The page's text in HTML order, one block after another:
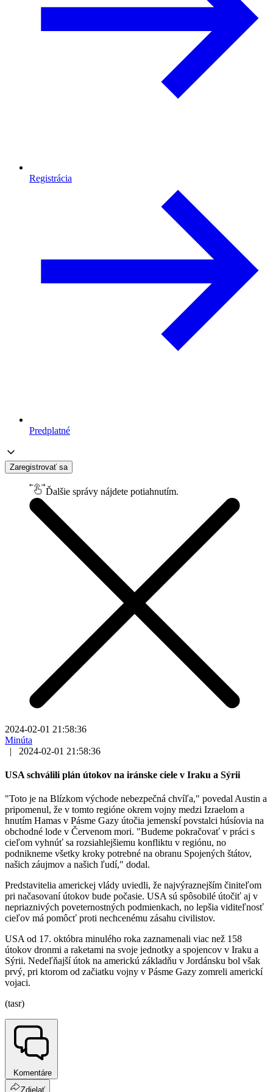
Registrácia
Predplatné
Zaregistrovať sa
Ďalšie správy nájdete potiahnutím.
2024-02-01 21:58:36
Minúta
|
2024-02-01 21:58:36
USA schválili plán útokov na iránske ciele v Iraku a Sýrii
"Toto je na Blízkom východe nebezpečná chvíľa," povedal Austin a
pripomenul, že v tomto regióne okrem vojny medzi Izraelom a
hnutím Hamas v Pásme Gazy útočia jemenskí povstalci húsíovia na
obchodné lode v Červenom mori. "Budeme pokračovať v práci s
cieľom vyhnúť sa rozsiahlejšiemu konfliktu v regiónu, no
podnikneme všetky kroky potrebné na obranu Spojených štátov,
našich záujmov a našich ľudí," dodal.
Predstavitelia americkej vlády uviedli, že najvýraznejším činiteľom
pri načasovaní útokov bude počasie. USA sú spôsobilé útočiť aj v
nepriaznivých poveternostných podmienkach, no lepšia viditeľnosť
cieľov má pomôcť proti nechcenému zásahu civilistov.
USA od 17. októbra minulého roka zaznamenali viac než 158
útokov dronmi a raketami na svoje jednotky a spojencov v Iraku a
Sýrii. Nedeľňajší útok na americkú základňu v Jordánsku bol však
prvý, pri ktorom od začiatku vojny v Pásme Gazy zomreli americkí
vojaci.
(tasr)
Komentáre
Zdielať